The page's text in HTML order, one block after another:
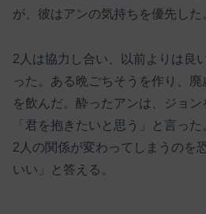
が、彼はアンの気持ちを優先した
2人は協力し合い、以前よりは良
った。ある晩ごちそうを作り、
を飲んだ。酔ったアンは、ジョ
「君を抱きたいと思う」と言っ
2人の関係が変わってしまうのを
いい」と答える。